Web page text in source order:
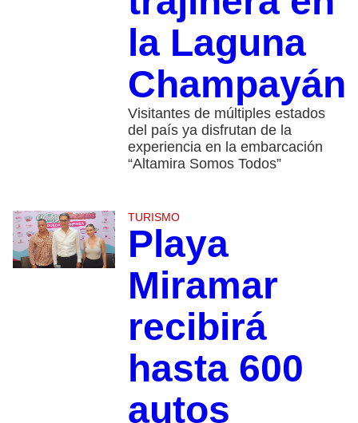
la Laguna
Champayán
Visitantes de múltiples estados
del país ya disfrutan de la
experiencia en la embarcación
“Altamira Somos Todos”
TURISMO
Playa
Miramar
recibirá
hasta 600
autos